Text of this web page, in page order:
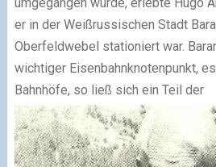
er in der Weißrussischen Stadt
Oberfeldwebel stationiert war.
wichtiger Eisenbahnknotenpunkt,
Bahnhöfe, so ließ sich ein Teil der